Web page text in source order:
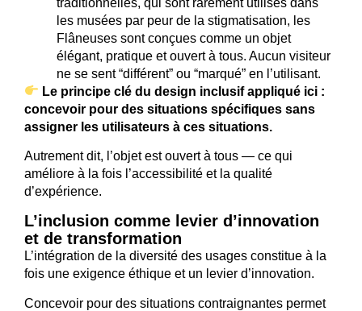
les musées par peur de la stigmatisation, les
Flâneuses sont conçues comme un objet
élégant, pratique et ouvert à tous. Aucun visiteur
ne se sent “différent” ou “marqué” en l’utilisant.
Le principe clé du design inclusif appliqué ici :
concevoir pour des situations spécifiques sans
assigner les utilisateurs à ces situations.
Autrement dit, l’objet est ouvert à tous — ce qui
améliore à la fois l’accessibilité et la qualité
d’expérience.
L’inclusion comme levier d’innovation
et de transformation
L’intégration de la diversité des usages constitue à la
fois une exigence éthique et un levier d’innovation.
Concevoir pour des situations contraignantes permet